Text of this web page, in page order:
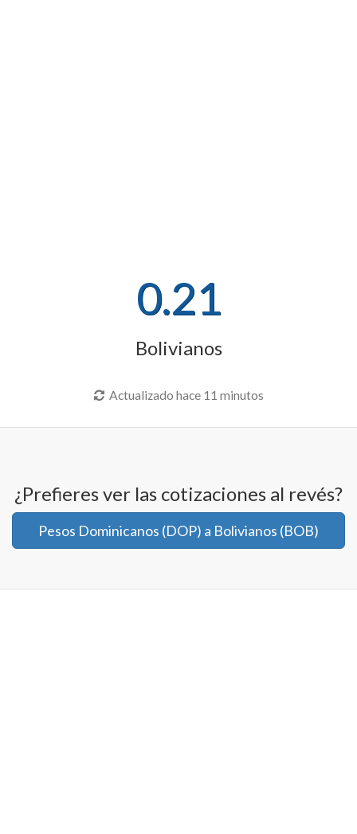
0.21
Bolivianos
Actualizado hace 11 minutos
¿Prefieres ver las cotizaciones al revés?
Pesos Dominicanos (DOP) a Bolivianos (BOB)